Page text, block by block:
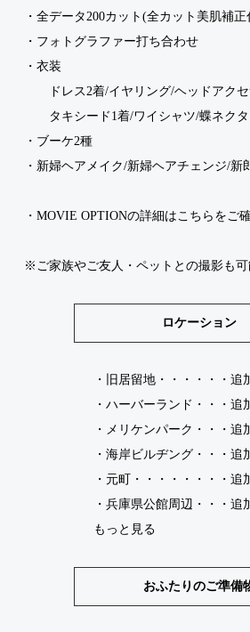
・全データ200カット(全カット美肌補正
・フォトグラファー打ち合わせ
・衣装
ドレス2着/イヤリング/ヘッドアク
タキシード 1着/ワイシャツ/蝶ネクタ
・ ブーケ2種
・新婦ヘアメイク/新婦ヘアチェンジ/新
・ MOVIE OPTIONの詳細はこちらをご
※ご家族やご友人・ペットとの撮影も
ロケーション
・ 旧居留地 ・・・・・・追
・ ハーバーランド ・・・追
・ メリケンパーク ・・・追
・ 海岸ビルヂング ・・・追
・ 元町
・・・・・・・・追
・ 兵庫県公館周辺 ・・・追
もっと見る
おふたりのご準備